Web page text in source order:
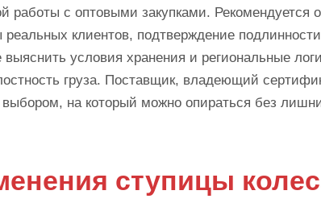
с оптовыми закупками. Рекомендуется
клиентов, подтверждение
условия хранения и региональные
груза. Поставщик, владеющий
на который можно опираться без
ступицы